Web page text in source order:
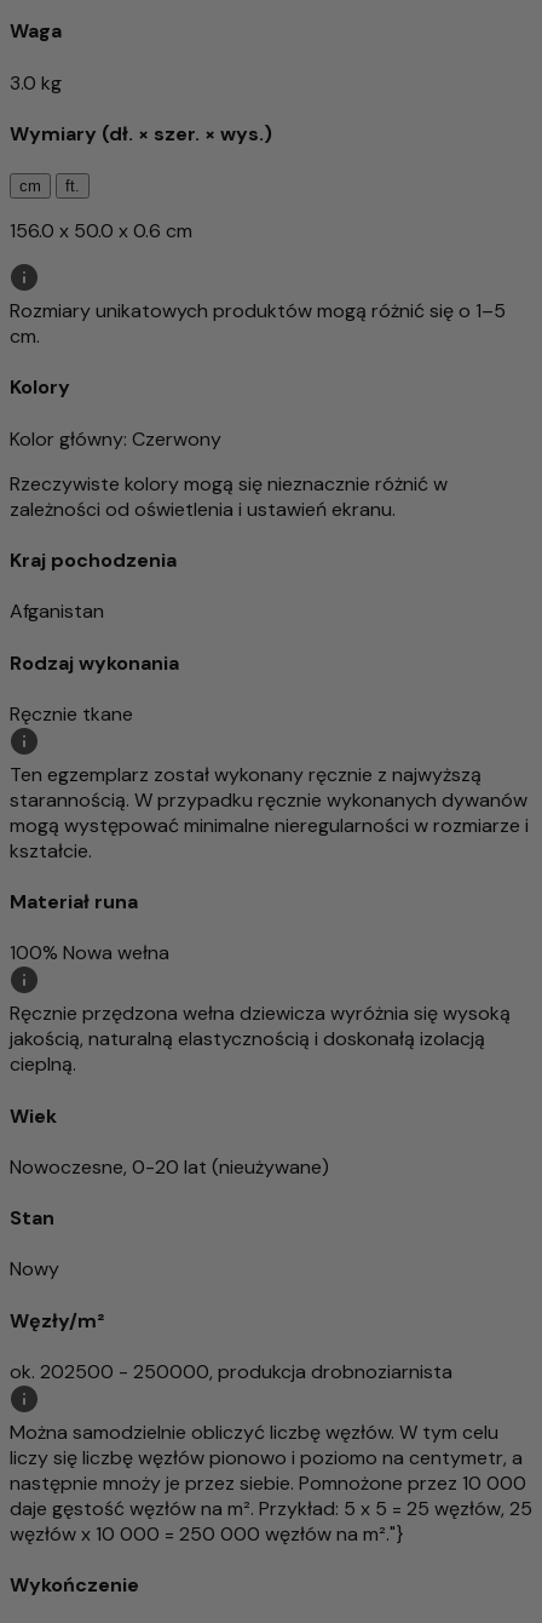
Waga
3.0 kg
Wymiary (dł. × szer. × wys.)
cm ft.
156.0 x 50.0 x 0.6 cm
Rozmiary unikatowych produktów mogą różnić się o 1–5
cm.
Kolory
Kolor główny: Czerwony
Rzeczywiste kolory mogą się nieznacznie różnić w
zależności od oświetlenia i ustawień ekranu.
Kraj pochodzenia
Afganistan
Rodzaj wykonania
Ręcznie tkane
Ten egzemplarz został wykonany ręcznie z najwyższą
starannością. W przypadku ręcznie wykonanych dywanów
mogą występować minimalne nieregularności w rozmiarze i
kształcie.
Materiał runa
100% Nowa wełna
Ręcznie przędzona wełna dziewicza wyróżnia się wysoką
jakością, naturalną elastycznością i doskonałą izolacją
cieplną.
Wiek
Nowoczesne, 0-20 lat (nieużywane)
Stan
Nowy
Węzły/m²
ok. 202500 - 250000, produkcja drobnoziarnista
Można samodzielnie obliczyć liczbę węzłów. W tym celu
liczy się liczbę węzłów pionowo i poziomo na centymetr, a
następnie mnoży je przez siebie. Pomnożone przez 10 000
daje gęstość węzłów na m². Przykład: 5 x 5 = 25 węzłów, 25
węzłów x 10 000 = 250 000 węzłów na m²."}
Wykończenie